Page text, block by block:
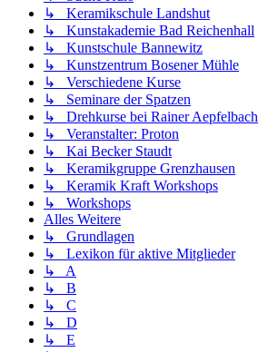
↳ Keramikschule Landshut
↳ Kunstakademie Bad Reichenhall
↳ Kunstschule Bannewitz
↳ Kunstzentrum Bosener Mühle
↳ Verschiedene Kurse
↳ Seminare der Spatzen
↳ Drehkurse bei Rainer Aepfelbach
↳ Veranstalter: Proton
↳ Kai Becker Staudt
↳ Keramikgruppe Grenzhausen
↳ Keramik Kraft Workshops
↳ Workshops
Alles Weitere
↳ Grundlagen
↳ Lexikon für aktive Mitglieder
↳ A
↳ B
↳ C
↳ D
↳ E